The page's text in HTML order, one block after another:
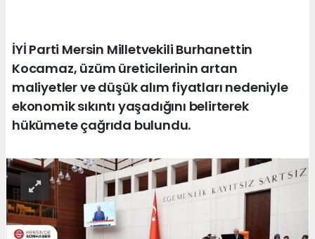
İYİ Parti Mersin Milletvekili Burhanettin
Kocamaz, üzüm üreticilerinin artan
maliyetler ve düşük alım fiyatları nedeniyle
ekonomik sıkıntı yaşadığını belirterek
hükümete çağrıda bulundu.